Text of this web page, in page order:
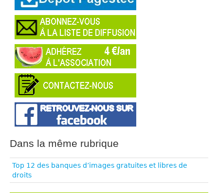
Dans la même rubrique
Top 12 des banques d’images gratuites et libres de
droits